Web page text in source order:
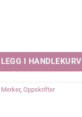
LEGG I HANDLEKURV
Merker, Oppskrifter